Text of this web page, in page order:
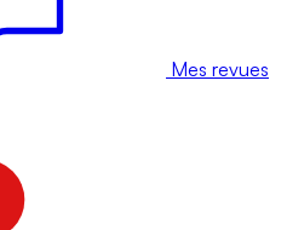
Mes revues